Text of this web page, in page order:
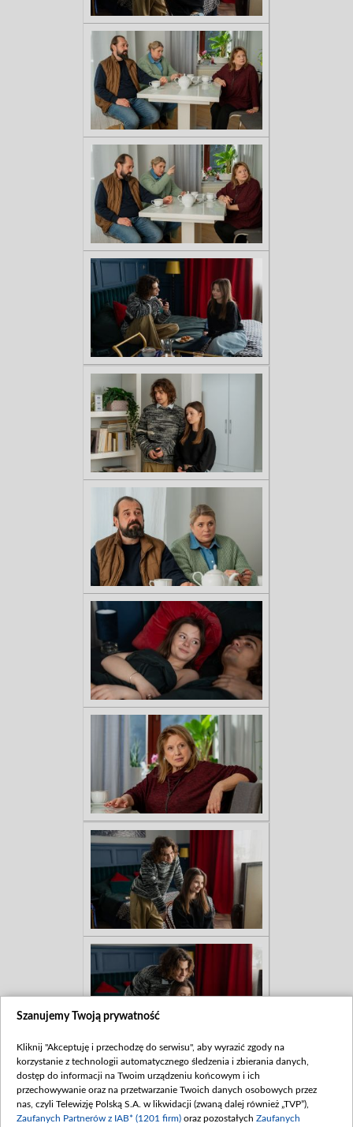
Szanujemy Twoją prywatność
Kliknij "Akceptuję i przechodzę do serwisu", aby wyrazić zgody na
korzystanie z technologii automatycznego śledzenia i zbierania danych,
dostęp do informacji na Twoim urządzeniu końcowym i ich
przechowywanie oraz na przetwarzanie Twoich danych osobowych przez
nas, czyli Telewizję Polską S.A. w likwidacji (zwaną dalej również „TVP”),
Zaufanych Partnerów z IAB* (1201 firm) oraz pozostałych Zaufanych